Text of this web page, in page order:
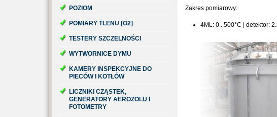
Zakres pomiarowy:
4ML: 0...500°C | detektor:
POZIOM
POMIARY TLENU [O2]
TESTERY SZCZELNOŚCI
WYTWORNICE DYMU
KAMERY INSPEKCYJNE DO
PIECÓW I KOTŁÓW
LICZNIKI CZĄSTEK,
GENERATORY AEROZOLU I
FOTOMETRY